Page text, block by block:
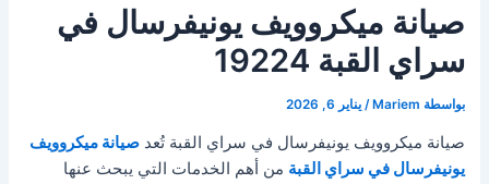
صيانة ميكروويف يونيفرسال في
سراي القبة 19224
بواسطة Mariem
/يناير 6, 2026
صيانة ميكروويف يونيفرسال في سراي القبة تُعدصيانة ميكروويف
يونيفرسال في سراي القبة من أهم الخدمات التي يبحث عنها